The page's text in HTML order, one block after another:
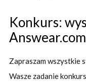
Konkurs:
Zapraszam wszystkie
Wasze zadanie